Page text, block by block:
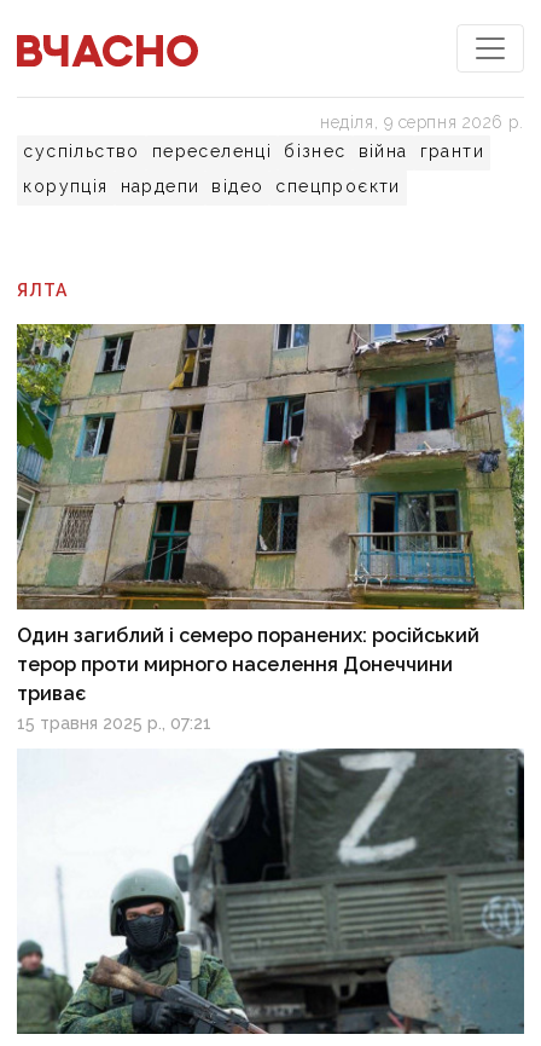
суспільство переселенці бізнес війна
гранти
корупція
нардепи відео спецпроєкти
неділя, 9 серпня 2026 р.
ЯЛТА
Один загиблий і семеро поранених: російський
терор проти мирного населення Донеччини
триває
15 травня 2025 р., 07:21